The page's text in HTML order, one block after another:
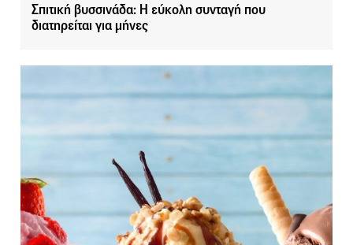
Σπιτική βυσσινάδα: Η εύκολη συνταγή που
διατηρείται για μήνες